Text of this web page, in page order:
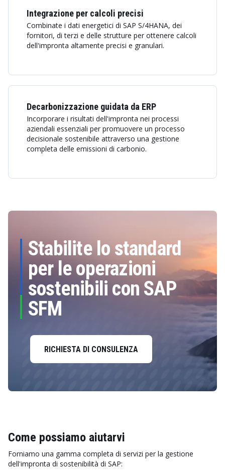
Integrazione per calcoli precisi
Combinate i dati energetici di SAP S/4HANA, dei
fornitori, di terzi e delle strutture per ottenere calcoli
dell'impronta altamente precisi e granulari.
Decarbonizzazione guidata da ERP
Incorporare i risultati dell'impronta nei processi
aziendali essenziali per promuovere un processo
decisionale sostenibile attraverso una gestione
completa delle emissioni di carbonio.
Stabilite lo standard
per le operazioni
sostenibili con SAP
SFM
RICHIESTA DI CONSULENZA
Come possiamo aiutarvi
Forniamo una gamma completa di servizi per la gestione
dell'impronta di sostenibilità di SAP: